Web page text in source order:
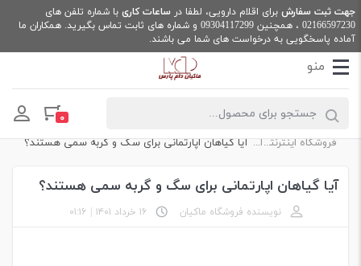
جهت ثبت سفارش برای اقلام دارویی، لطفا در ساعات کاری با شماره تلفن های
02166597230 ، همچنین 09304117299 و شماره های ثابت تماس بگیرید. همکاران ما
آماده پاسخگویی به درخواست های شما می باشند.
۰
فروشگاه اینترنتی ماکیان دام پارس اخبار آیا گیاهان اپارتمانی برای سگ و گربه سمی هستند؟
آیا گیاهان اپارتمانی برای سگ و گربه سمی هستند؟
نویسنده فروشگاه ماکیان ۱۶ خرداد ۱۴۰۱ ۰۱:۱۶